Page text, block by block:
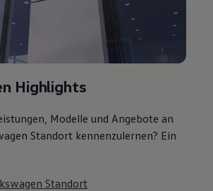
Highlights
Modelle und Angebote an
Standort kennenzulernen? Ein
Standort